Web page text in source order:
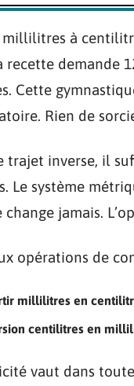
millilitres à
recette demande
Cette
Rien de
trajet inverse, il
Le système
change jamais.
opérations de
millilitres en
centilitres en
vaut dans